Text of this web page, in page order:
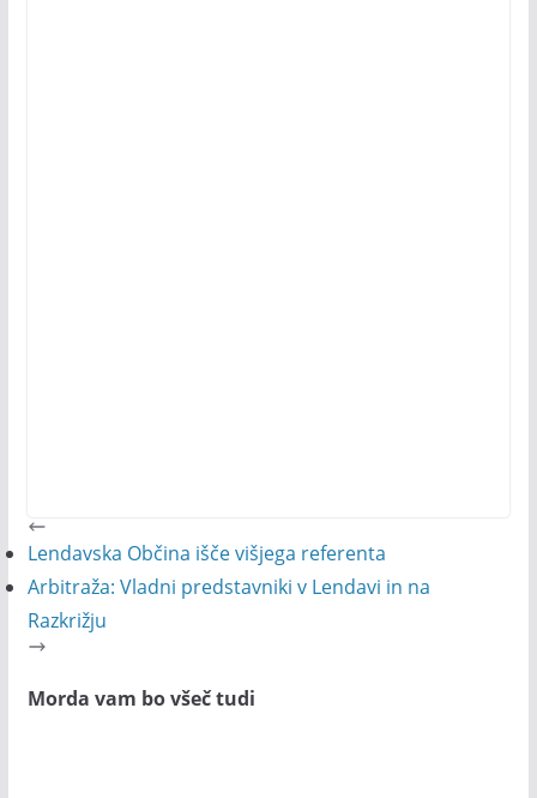
Lendavska Občina išče višjega referenta
Arbitraža: Vladni predstavniki v Lendavi in na
Razkrižju
Morda vam bo všeč tudi